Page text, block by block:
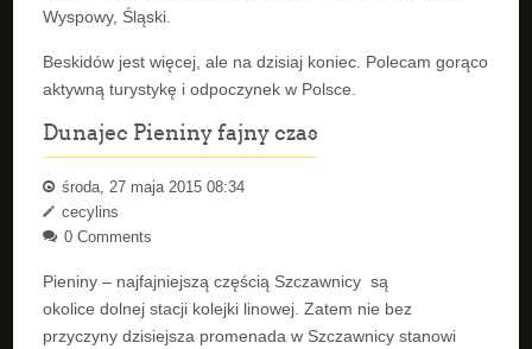
Wyspowy, Śląski.
Beskidów jest więcej, ale na dzisiaj koniec. Polecam gorąco
aktywną turystykę i odpoczynek w Polsce.
Dunajec Pieniny fajny czas
środa, 27 maja 2015 08:34
cecylins
0 Comments
Pieniny – najfajniejszą częścią Szczawnicy są
okolice dolnej stacji kolejki linowej. Zatem nie bez
przyczyny dzisiejsza promenada w Szczawnicy stanowi